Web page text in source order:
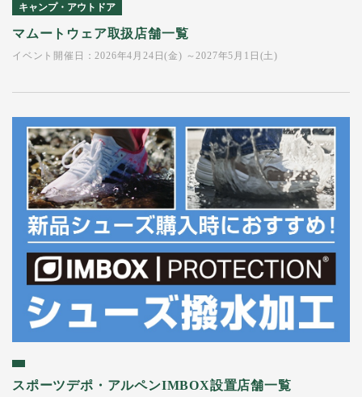
キャンプ・アウトドア
マムートウェア取扱店舗一覧
イベント開催日：2026年4月24日(金) ～2027年5月1日(土)
スポーツデポ・アルペンIMBOX設置店舗一覧